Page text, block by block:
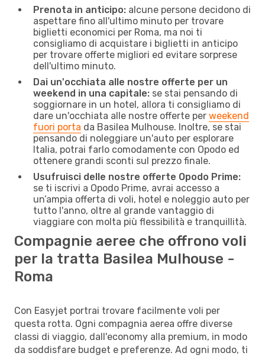
Prenota in anticipo: alcune persone decidono di
aspettare fino all'ultimo minuto per trovare
biglietti economici per Roma, ma noi ti
consigliamo di acquistare i biglietti in anticipo
per trovare offerte migliori ed evitare sorprese
dell'ultimo minuto.
Dai un'occhiata alle nostre offerte per un
weekend in una capitale: se stai pensando di
soggiornare in un hotel, allora ti consigliamo di
dare un'occhiata alle nostre offerte per weekend
fuori porta da Basilea Mulhouse. Inoltre, se stai
pensando di noleggiare un'auto per esplorare
Italia, potrai farlo comodamente con Opodo ed
ottenere grandi sconti sul prezzo finale.
Usufruisci delle nostre offerte Opodo Prime:
se ti iscrivi a Opodo Prime, avrai accesso a
un’ampia offerta di voli, hotel e noleggio auto per
tutto l'anno, oltre al grande vantaggio di
viaggiare con molta più flessibilità e tranquillità.
Compagnie aeree che offrono voli
per la tratta Basilea Mulhouse -
Roma
Con Easyjet portrai trovare facilmente voli per
questa rotta. Ogni compagnia aerea offre diverse
classi di viaggio, dall'economy alla premium, in modo
da soddisfare budget e preferenze. Ad ogni modo, ti